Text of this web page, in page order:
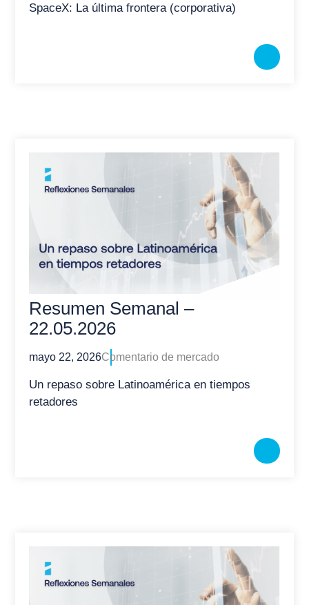
SpaceX: La última frontera (corporativa)
Resumen Semanal –
22.05.2026
mayo 22, 2026Comentario de mercado
Un repaso sobre Latinoamérica en tiempos
retadores